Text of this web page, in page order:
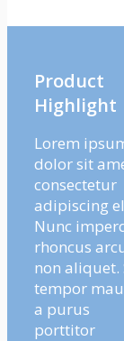
Product
Highlight
Lorem
dolor sit
consectetur
adipiscing
Nunc
rhoncus
non aliquet.
tempor
a purus
porttitor